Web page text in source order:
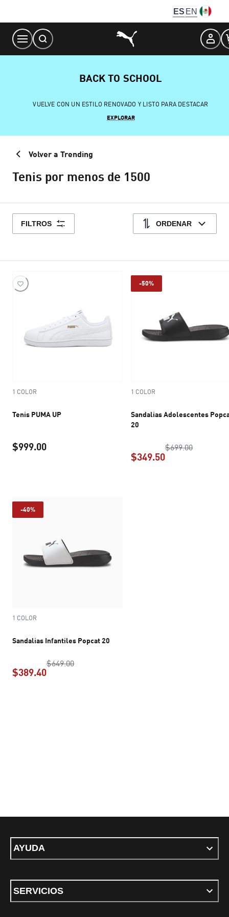
Content
ES EN
BACK TO SCHOOL
VUELVE CON UN ESTILO RENOVADO Y LISTO PARA DESTACAR
EXPLORAR
Volver a Trending
Tenis por menos de 1500
FILTROS ORDENAR
1 COLOR
Tenis PUMA UP
$999.00
-50%
1 COLOR
Sandalias Adolescentes
20
$699.00precio
$349.50
-40%
1 COLOR
Sandalias Infantiles Popcat 20
$649.00precio original $649.00
$389.40
AYUDA
SERVICIOS